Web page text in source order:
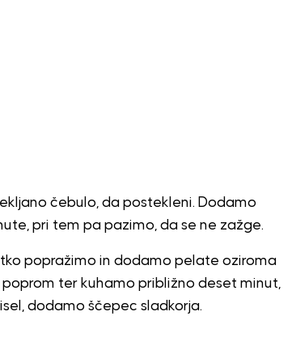
čebulo, da postekleni. Dodamo
pri tem pa pazimo, da se ne zažge.
popražimo in dodamo pelate oziroma
ter kuhamo približno deset minut,
dodamo ščepec sladkorja.